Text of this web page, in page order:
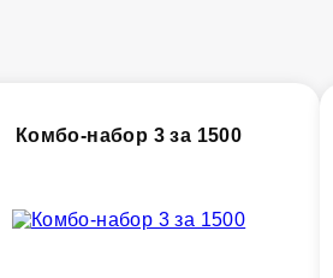
Комбо-набор 3 за 1500